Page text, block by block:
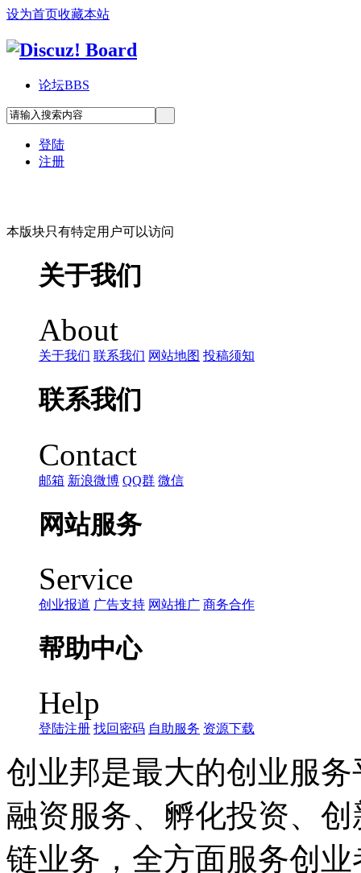
设为首页收藏本站
论坛BBS
登陆
注册
本版块只有特定用户可以访问
关于我们
About
关于我们 联系我们 网站地图 投稿须知
联系我们
Contact
邮箱 新浪微博 QQ群 微信
网站服务
Service
创业报道 广告支持 网站推广 商务合作
帮助中心
Help
登陆注册 找回密码 自助服务 资源下载
创业邦是最大的创业服
融资服务、孵化投资、
链业务，全方面服务创